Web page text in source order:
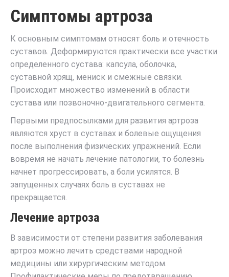
Симптомы артроза
К основным симптомам относят боль и отечность
суставов. Деформируются практически все участки
определенного сустава: капсула, оболочка,
суставной хрящ, мениск и смежные связки.
Происходит множество изменений в области
сустава или позвоночно-двигательного сегмента.
Первыми предпосылками для развития артроза
являются хруст в суставах и болевые ощущения
после выполнения физических упражнений. Если
вовремя не начать лечение патологии, то болезнь
начнет прогрессировать, а боли усилятся. В
запущенных случаях боль в суставах не
прекращается.
Лечение артроза
В зависимости от степени развития заболевания
артроз можно лечить средствами народной
медицины или хирургическим методом.